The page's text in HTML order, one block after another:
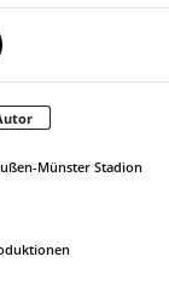
Münster Stadion